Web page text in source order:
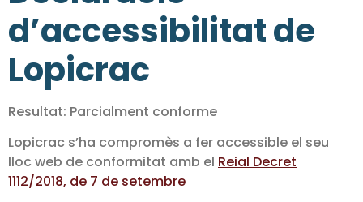
d’accessibilitat de
Lopicrac
Resultat: Parcialment conforme
Lopicrac s’ha compromès a fer accessible el seu
lloc web de conformitat amb el Reial Decret
1112/2018, de 7 de setembre